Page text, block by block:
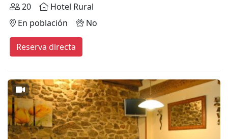
20
Hotel Rural
En población
No
Reserva directa